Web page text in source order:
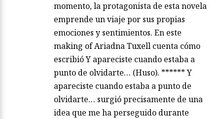
momento, la protagonista de esta novela
emprende un viaje por sus propias
emociones y sentimientos. En este
making of Ariadna Tuxell cuenta cómo
escribió Y apareciste cuando estaba a
punto de olvidarte… (Huso). ****** Y
apareciste cuando estaba a punto de
olvidarte… surgió precisamente de una
idea que me ha perseguido durante